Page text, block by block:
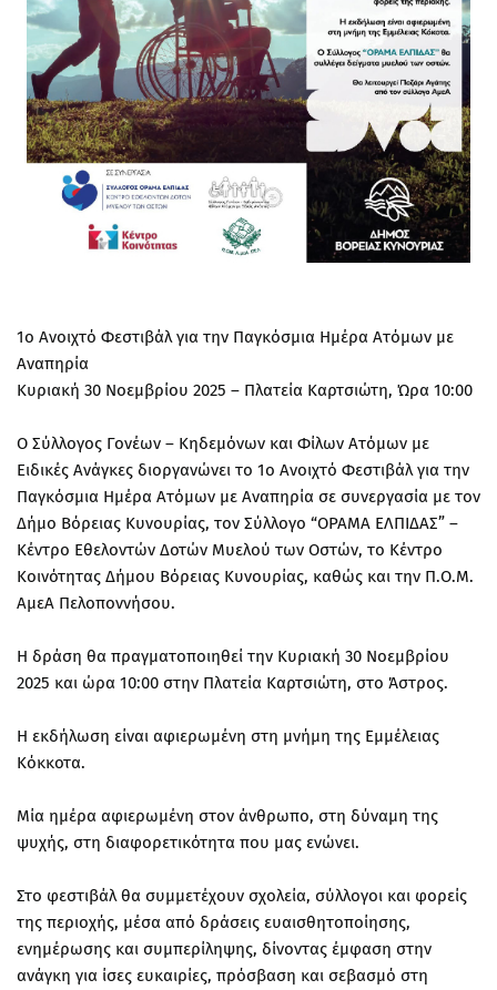
1ο Ανοιχτό Φεστιβάλ για την Παγκόσμια Ημέρα Ατόμων με
Αναπηρία
Κυριακή 30 Νοεμβρίου 2025 – Πλατεία Καρτσιώτη, Ώρα 10:00
Ο Σύλλογος Γονέων – Κηδεμόνων και Φίλων Ατόμων με
Ειδικές Ανάγκες διοργανώνει το 1ο Ανοιχτό Φεστιβάλ για την
Παγκόσμια Ημέρα Ατόμων με Αναπηρία σε συνεργασία με τον
Δήμο Βόρειας Κυνουρίας, τον Σύλλογο “ΟΡΑΜΑ ΕΛΠΙΔΑΣ” –
Κέντρο Εθελοντών Δοτών Μυελού των Οστών, το Κέντρο
Κοινότητας Δήμου Βόρειας Κυνουρίας, καθώς και την Π.Ο.Μ.
ΑμεΑ Πελοποννήσου.
Η δράση θα πραγματοποιηθεί την Κυριακή 30 Νοεμβρίου
2025 και ώρα 10:00 στην Πλατεία Καρτσιώτη, στο Άστρος.
Η εκδήλωση είναι αφιερωμένη στη μνήμη της Εμμέλειας
Κόκκοτα.
Μία ημέρα αφιερωμένη στον άνθρωπο, στη δύναμη της
ψυχής, στη διαφορετικότητα που μας ενώνει.
Στο φεστιβάλ θα συμμετέχουν σχολεία, σύλλογοι και φορείς
της περιοχής, μέσα από δράσεις ευαισθητοποίησης,
ενημέρωσης και συμπερίληψης, δίνοντας έμφαση στην
ανάγκη για ίσες ευκαιρίες, πρόσβαση και σεβασμό στη